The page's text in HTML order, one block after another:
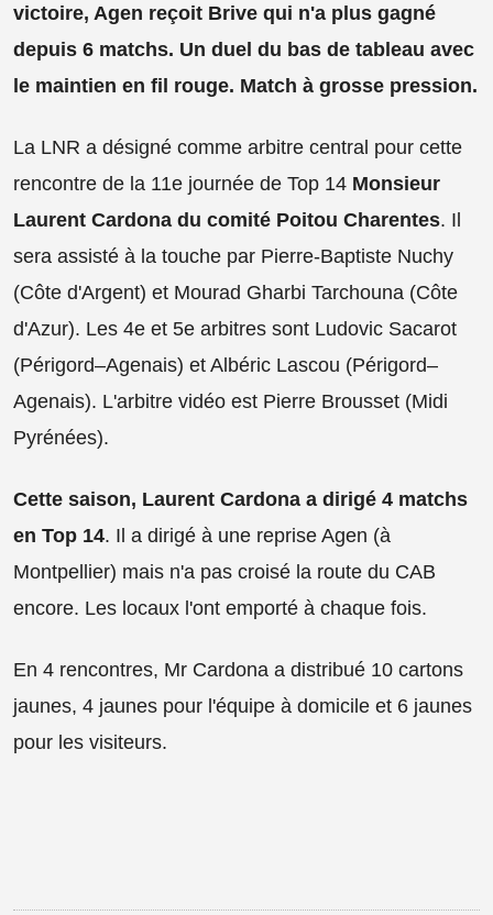
victoire, Agen reçoit Brive qui n'a plus gagné
depuis 6 matchs. Un duel du bas de tableau avec
le maintien en fil rouge. Match à grosse pression.
La LNR a désigné comme arbitre central pour cette
rencontre de la 11e journée de Top 14 Monsieur
Laurent Cardona du comité Poitou Charentes. Il
sera assisté à la touche par Pierre-Baptiste Nuchy
(Côte d'Argent) et Mourad Gharbi Tarchouna (Côte
d'Azur). Les 4e et 5e arbitres sont Ludovic Sacarot
(Périgord–Agenais) et Albéric Lascou (Périgord–
Agenais). L'arbitre vidéo est Pierre Brousset (Midi
Pyrénées).
Cette saison, Laurent Cardona a dirigé 4 matchs
en Top 14. Il a dirigé à une reprise Agen (à
Montpellier) mais n'a pas croisé la route du CAB
encore. Les locaux l'ont emporté à chaque fois.
En 4 rencontres, Mr Cardona a distribué 10 cartons
jaunes, 4 jaunes pour l'équipe à domicile et 6 jaunes
pour les visiteurs.